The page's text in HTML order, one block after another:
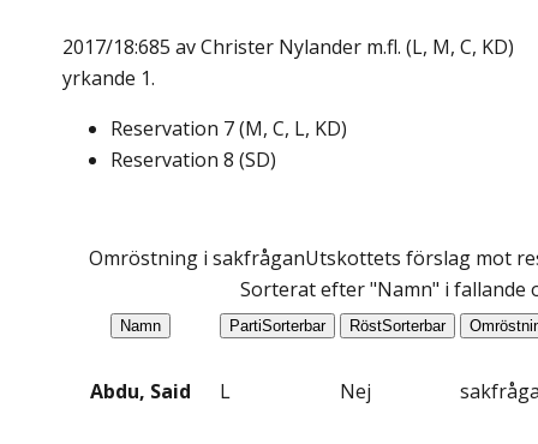
2017/18:685 av Christer Nylander m.fl. (L, M, C, KD)
yrkande 1.
Reservation 7(M, C, L, KD)
Reservation 8 (SD)
Omröstning i sakfråganUtskottets förslag mot
Sorterat efter "Namn" i fallande
Namn PartiSorterbar RöstSorterbar
Abdu, Said L Nej